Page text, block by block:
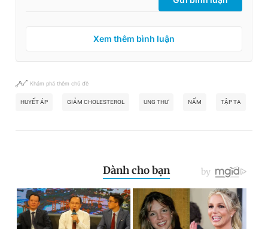
Xem thêm bình luận
Khám phá thêm chủ đề
HUYẾT ÁP GIẢM CHOLESTEROL UNG THƯ NẤM TẬP TẠ